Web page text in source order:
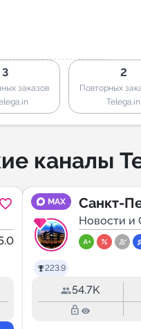
3
заказов
2
Повторных
Telega.in
каналы
MAX
223.9
Санкт-
| Питер
Новости
54.7K
lock_outline